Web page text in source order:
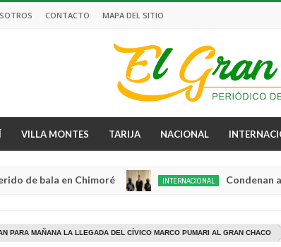
CONTACTO MAPA DEL SITIO
VILLA MONTES TARIJA NACIONAL
en Chimoré INTERNACIONAL Condenan a 3
PARA MAÑANA LA LLEGADA DEL CÍVICO MARCO PUMARI AL GRAN CHACO